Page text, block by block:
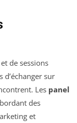
de sessions
sur
Les panel
des
et